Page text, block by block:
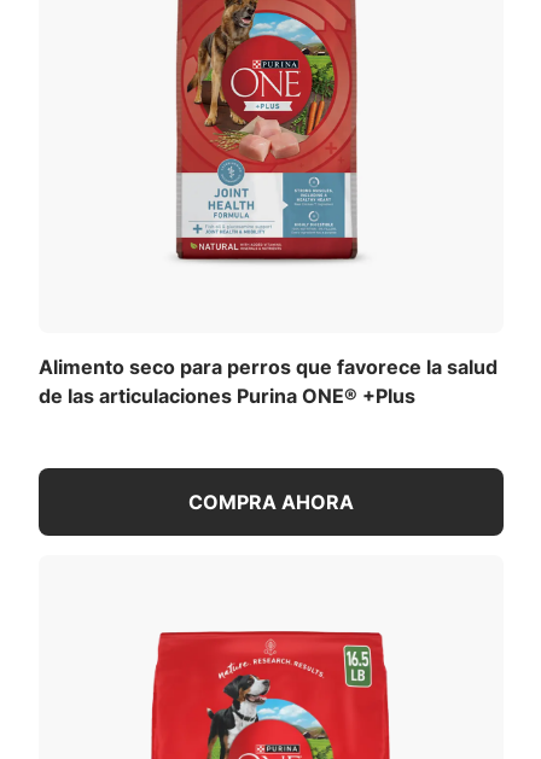
Alimento seco para perros que favorece la salud
de las articulaciones Purina ONE® +Plus
COMPRA AHORA